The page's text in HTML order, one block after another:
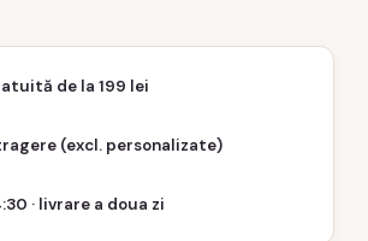
de la 199 lei
(excl. personalizate)
· livrare a doua zi